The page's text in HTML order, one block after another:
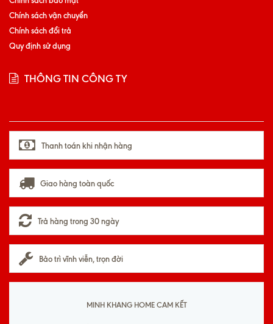
Chính sách vận chuyển
Chính sách đổi trả
Quy định sử dụng
THÔNG TIN CÔNG TY
Thanh toán khi nhận hàng
Giao hàng toàn quốc
Trả hàng trong 30 ngày
Bảo trì vĩnh viễn, trọn đời
MINH KHANG HOME CAM KẾT